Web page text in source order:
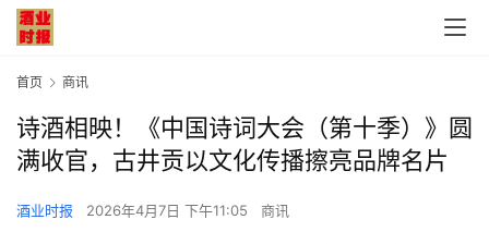
首页 商讯
诗酒相映！《中国诗词大会（第十季）》圆
满收官，古井贡以文化传播擦亮品牌名片
酒业时报 2026年4月7日 下午11:05 商讯